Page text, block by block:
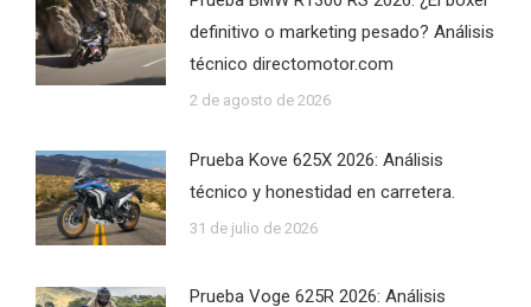
definitivo o marketing pesado? Análisis
técnico directomotor.com
2 de agosto de 2026
Prueba Kove 625X 2026: Análisis
técnico y honestidad en carretera.
31 de julio de 2026
Prueba Voge 625R 2026: Análisis